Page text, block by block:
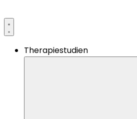
Therapiestudien